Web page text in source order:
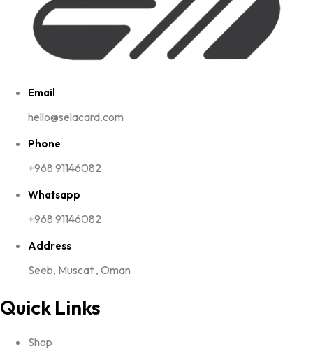
Email
hello@selacard.com
Phone
+968 91146082
Whatsapp
+968 91146082
Address
Seeb, Muscat , Oman
Quick Links
Shop